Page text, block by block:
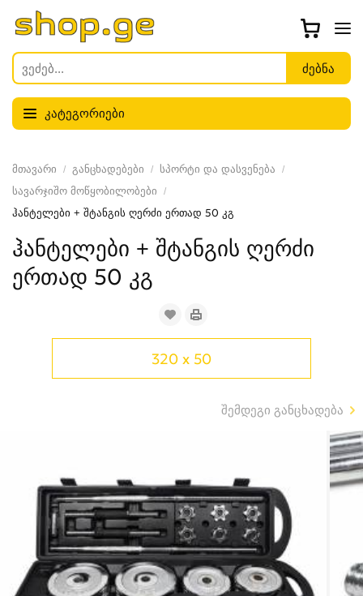
კატეგორიები
მთავარი განცხადებები
სპორტი და დასვენება
სავარჯიშო მოწყობილობები
ჰანტელები + შტანგის ღერძი ერთად 50 კგ
ჰანტელები + შტანგის ღერძი
ერთად 50 კგ
320 x 50
შემდეგი განცხადება